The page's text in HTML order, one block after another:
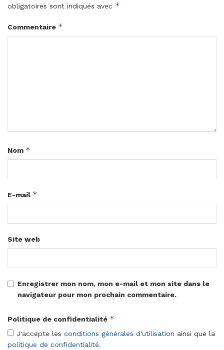
obligatoires sont indiqués avec *
Commentaire *
Nom *
E-mail *
Site web
Enregistrer mon nom, mon e-mail et mon site dans le
navigateur pour mon prochain commentaire.
Politique de confidentialité *
J'accepte les conditions générales d'utilisation ainsi que la
politique de confidentialité.